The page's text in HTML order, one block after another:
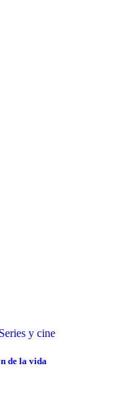
Series y cine
de la vida